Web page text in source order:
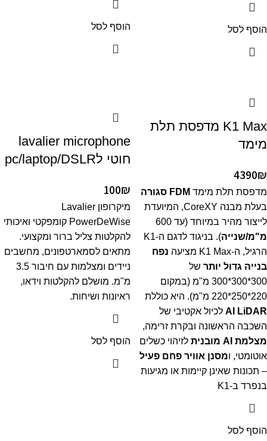
הוסף לסל הוסף לסל
K1 Max מדפסת תלת
מימד
4390₪
מדפסת תלת מימד FDM סגורה
בעלת מבנה CoreXY, המיועדת
לייצור מהיר במיוחד (עד 600
מ"מ/שנייה
). בניגוד לדגם ה-K1
הרגיל, ה-K1 Max מציעה
נפח
בנייה גדול יותר של
300*300*300
מ"מ (במקום
220*250*220 מ"מ). היא כוללת
AI LiDAR לכיול אקטיבי של
השכבה הראשונה ובקרת זרימה,
מצלמת AI מובנית
לזיהוי כשלים
אוטומטי, ומסנן אוויר פחם פעיל
– תכונות שאינן קיימות או מגיעות
בנפרד ב-K1
הוסף לסל
lavalier microphone
חוטי לpc/laptop/DSLR
100₪
מיקרופון Lavalier
PowerDeWise קומפקטי ואיכותי
להקלטות צליל ברור ומקצועי.
מתאים לסמארטפונים, מחשבים
ניידים ומצלמות עם חיבור 3.5
מ"מ. מושלם להקלטות וידאו,
ראיונות ושיחות.
הוסף לסל